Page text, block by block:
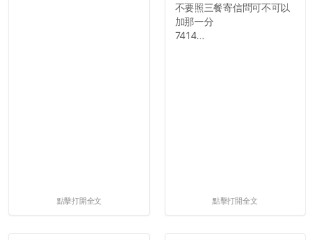
點擊打開全文
不要照三餐寄信問可不可以
加那一分
7414...
點擊打開全文